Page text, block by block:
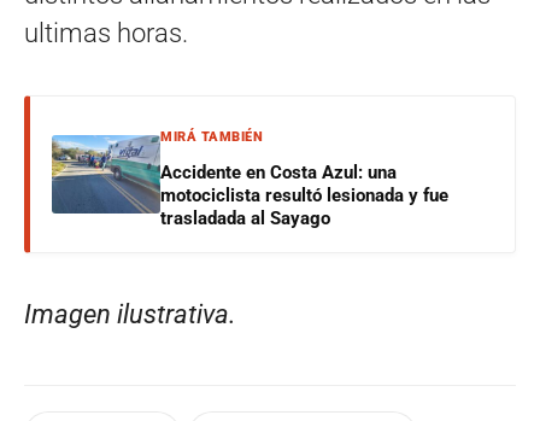
ultimas horas.
MIRÁ TAMBIÉN
Accidente en Costa Azul: una
motociclista resultó lesionada y fue
trasladada al Sayago
Imagen ilustrativa.